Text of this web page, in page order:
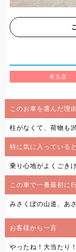
有玉店
このお車を選んだ理由
柱がなくて、荷物も
特に気に入っている
乗り心地がよくごき
この車で一番最初に
みさくぼの山道、あ
お客様から一言
やったね！大当たり！